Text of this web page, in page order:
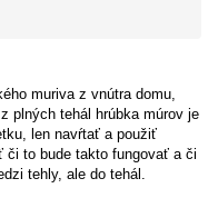
muriva z vnútra domu,
plných tehál hrúbka múrov je
len navŕtať a použiť
či to bude takto fungovať a či
tehly, ale do tehál.